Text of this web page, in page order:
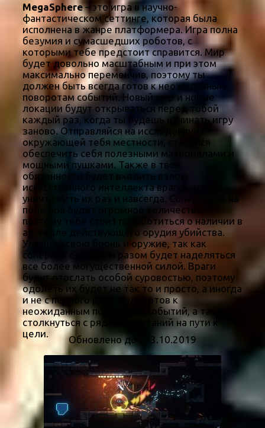
MegaSphere– это игра в научно-
фантастическом сеттинге, которая была
исполнена в жанре платформера. Игра полна
безумия и сумасшедших роботов, с
которыми тебе предстоит справится. Мир
будет довольно масштабным и при этом
максимально переменчив, поэтому ты
должен быть всегда готов к неожиданным
поворотам событий. Новый мир и новые
локации будут открываться перед тобой
каждый раз, когда ты будешь начинать игру
заново. Отправляйся на исследование
окружающей тебя местности, старайся
обеспечить себя полезными материалами и
мощными пушками. Также в твои
обязанности будет входить взлом
искусственного интеллекта врагов, чтобы
уничтожить их раз и навсегда. Соперников на
поле боя будет огромное количество,
поэтому тебе стоит позаботиться о наличии в
арсенале действующего орудия убийства.
Улучшай свою бронь и оружие, так как
соперник с каждым разом будет наделяться
все более могущественной силой. Враги
будут отослать особой суровостью, поэтому
одолеть их будет не так то и просто, а иногда
и не с первого раза. Будь готов к
неожиданным поворотам событий, а также
столкнуться с рядом испытаний на пути к
цели.
Обновлено до v13.10.2019